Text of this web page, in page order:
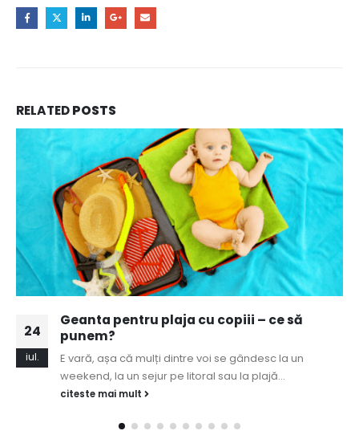
RELATEDPOSTS
24
iul.
Geanta pentru plaja cu copiii – ce să
punem?
E vară, așa că mulți dintre voi se gândesc la un
weekend, la un sejur pe litoral sau la plajă...
citeste mai mult